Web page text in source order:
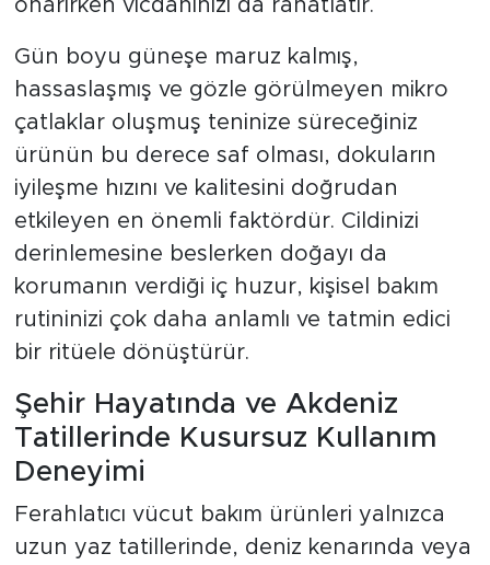
onarırken vicdanınızı da rahatlatır.
Gün boyu güneşe maruz kalmış,
hassaslaşmış ve gözle görülmeyen mikro
çatlaklar oluşmuş teninize süreceğiniz
ürünün bu derece saf olması, dokuların
iyileşme hızını ve kalitesini doğrudan
etkileyen en önemli faktördür. Cildinizi
derinlemesine beslerken doğayı da
korumanın verdiği iç huzur, kişisel bakım
rutininizi çok daha anlamlı ve tatmin edici
bir ritüele dönüştürür.
Şehir Hayatında ve Akdeniz
Tatillerinde Kusursuz Kullanım
Deneyimi
Ferahlatıcı vücut bakım ürünleri yalnızca
uzun yaz tatillerinde, deniz kenarında veya